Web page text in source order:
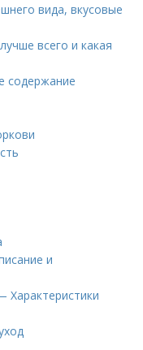
вида, вкусовые
всего и какая
содержание
и
Характеристики